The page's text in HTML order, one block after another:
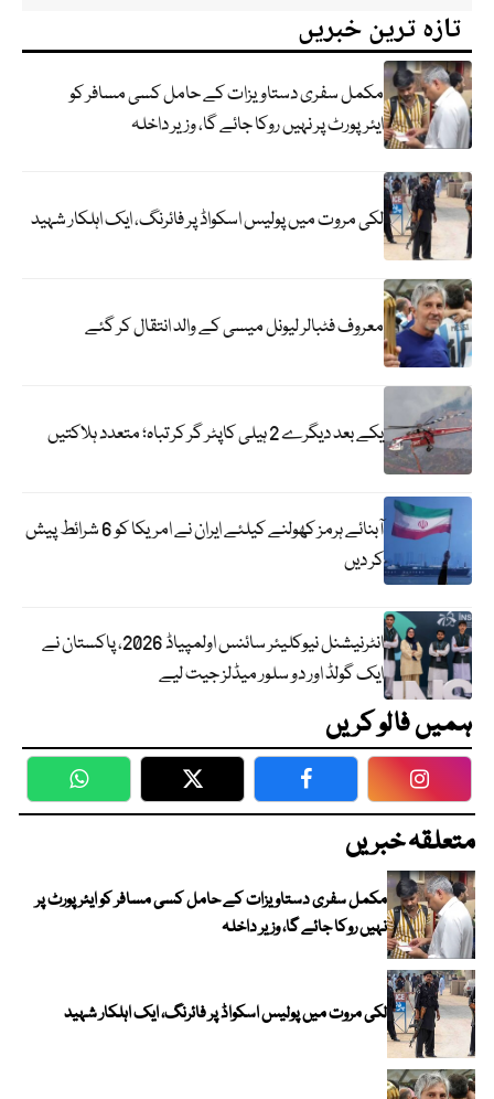
تازہ ترین خبریں
مکمل سفری دستاویزات کے حامل کسی مسافر کو
ایئرپورٹ پر نہیں روکا جائے گا، وزیر داخلہ
لکی مروت میں پولیس اسکواڈ پر فائرنگ، ایک اہلکار شہید
معروف فٹبالر لیونل میسی کے والد انتقال کر گئے
یکے بعد دیگرے 2 ہیلی کاپٹر گر کر تباہ؛ متعدد ہلاکتیں
آبنائے ہرمز کھولنے کیلئے ایران نے امریکا کو 6 شرائط پیش
کر دیں
انٹرنیشنل نیوکلیئر سائنس اولمپیاڈ 2026، پاکستان نے
ایک گولڈ اور دو سلور میڈلز جیت لیے
ہمیں فالو کریں
WhatsApp Twitter Facebook
متعلقہ خبریں
مکمل سفری دستاویزات کے حامل کسی مسافر کو ایئرپورٹ پر
نہیں روکا جائے گا، وزیر داخلہ
لکی مروت میں پولیس اسکواڈ پر فائرنگ، ایک اہلکار شہید